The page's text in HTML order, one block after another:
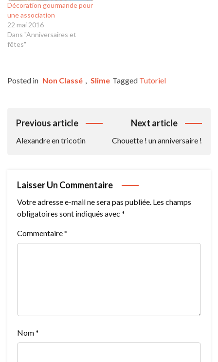
Décoration gourmande pour
une association
22 mai 2016
Dans "Anniversaires et
fêtes"
Posted in Non Classé Slime Tagged Tutoriel
Navigation
L’article
Previous article
Alexandre en tricotin
Next article
Chouette ! un anniversaire !
Laisser Un Commentaire
Votre adresse e-mail ne sera pas publiée. Les champs
obligatoires sont indiqués avec *
Commentaire*
Nom*